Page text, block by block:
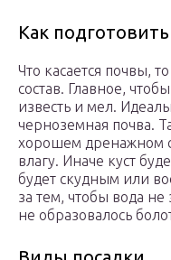
Как
Что касается почвы,
состав. Главное,
известь и мел.
черноземная почва.
хорошем дренажном
влагу. Иначе куст
будет скудным или
за тем, чтобы вода не
не образовалось